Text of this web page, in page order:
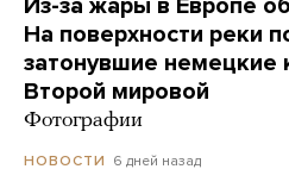
Из-за жары в Европе
На поверхности реки
затонувшие немецкие
Второй мировой
Фотографии
НОВОСТИ 6 дней назад